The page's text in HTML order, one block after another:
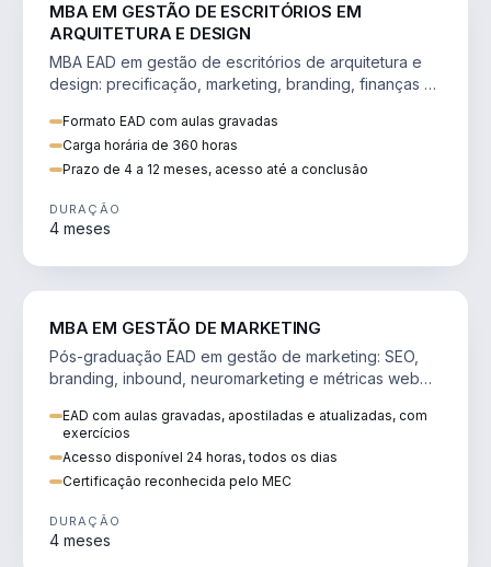
MBA EM GESTÃO DE ESCRITÓRIOS EM
ARQUITETURA E DESIGN
MBA EAD em gestão de escritórios de arquitetura e
design: precificação, marketing, branding, finanças e
Formato EAD com aulas gravadas
Carga horária de 360 horas
Prazo de 4 a 12 meses, acesso até a conclusão
DURAÇÃO
4 meses
MBA EM GESTÃO DE MARKETING
Pós-graduação EAD em gestão de marketing: SEO,
branding, inbound, neuromarketing e métricas web
EAD com aulas gravadas, apostiladas e atualizadas, com
exercícios
Acesso disponível 24 horas, todos os dias
Certificação reconhecida pelo MEC
DURAÇÃO
4 meses